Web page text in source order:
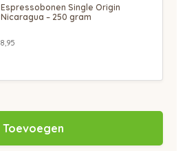
Espressobonen Single Origin
Nicaragua – 250 gram
8,95
Toevoegen